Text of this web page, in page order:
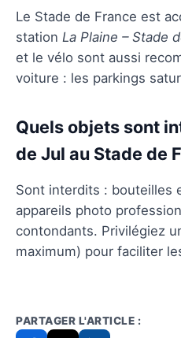
Le Stade de France est
station La Plaine – Stade
et le vélo sont aussi
voiture : les parkings
Quels objets sont
de Jul au Stade de
Sont interdits : bouteilles
appareils photo
contondants. Privilégiez
maximum) pour faciliter
PARTAGER L'ARTICLE :